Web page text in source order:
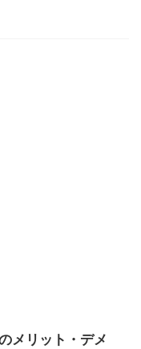
メリット・デメ